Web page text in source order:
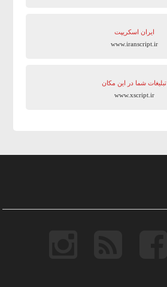
ایران اسکریپت
www.iranscript.ir
تبلیغات شما در این مکان
www.xscript.ir